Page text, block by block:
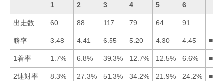
1 2 3 4 5 6
出走数 60 88 117 79 64 91
勝率 3.48 4.41 6.55 5.20 4.30 4.45
1着率 1.7% 6.8% 39.3% 12.7% 12.5% 6.6%
2連対率 8.3% 27.3% 51.3% 34.2% 21.9% 24.2%